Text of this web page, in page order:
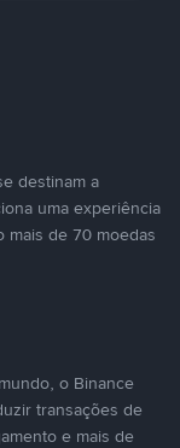
destinam a
uma experiência
mais de 70 moedas
o Binance
transações de
e mais de